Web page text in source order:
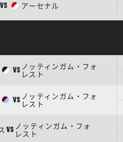
VS アーセナル
VS ノッティンガム・フォ
レスト
VS ノッティンガム・フォ
レスト
VS ノッティンガム・フォ
レスト